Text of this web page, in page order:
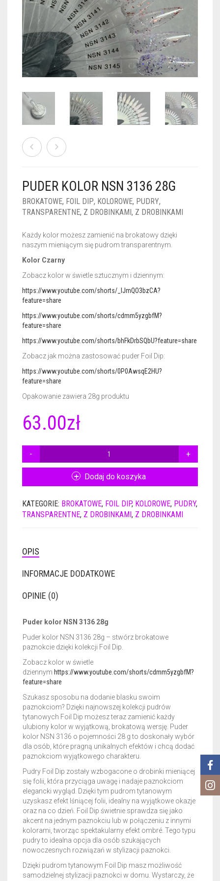
PUDRY BROKATOWE
PUDRY Z DROBINKAMI
PUDRY KOLOR PUR
PUDRY BUDUJĄCE
PUDRY DO FRENCH
PUDRY GALAXY
PUDRY SPARKLE
PUDRY TERMICZNE
PUDRY ŚWIECĄCE
FOIL DIP
GEL BASE 50ML
ACTIVATOR 50ML
BRUSH SAVER 50ML
PREPARATY PŁYNNE 15ML
NAIL PREP 15ML
GEL BASE 15ML
ACTIVATOR 15ML
GEL TOP 15ML
NURSING OIL 15ML
BRUSH SAVER 15ML
CERTYFIKATY DERMATOLOGICZNE
AKCESORIA
FRENCH DIP NSN
ULOTKI
KOSZYK
PUDER KOLOR NSN 3136 28G
BROKATOWE, FOIL DIP, KOLOROWE, PUDRY,
TRANSPARENTNE, Z DROBINKAMI, Z DROBINKAMI
Każdy kolor możesz zamienić na brokatowy dzięki
naszym mieniącym się pudrom transparentnym.
Kolor Czarny
Zobacz kolor w świetle sztucznym i dziennym:
https://www.youtube.com/shorts/_IJmQO3bzCA?
feature=share
https://www.youtube.com/shorts/cdmm5yzgbfM?
feature=share
https://www.youtube.com/shorts/bhFkDrbSQbU?feature=share
Zobacz jak można zastosować puder Foil Dip:
https://www.youtube.com/shorts/0P0AwsqE2HU?
feature=share
Opakowanie zawiera 28g produktu
63.00zł
PUDER
28G
Dodaj do koszyka
KATEGORIE: BROKATOWE, FOIL DIP, KOLOROWE, PUDRY,
TRANSPARENTNE, Z DROBINKAMI, Z DROBINKAMI
OPIS
INFORMACJE DODATKOWE
OPINIE (0)
Puder kolor NSN 3136 28g
Puder kolor NSN 3136 28g – stwórz brokatowe
paznokcie dzięki kolekcji Foil Dip.
Zobacz kolor w świetle
dziennym https://www.youtube.com/shorts/cdmm5yzgbfM?
feature=share
Szukasz sposobu na dodanie blasku swoim
paznokciom? Dzięki najnowszej kolekcji pudrów
tytanowych Foil Dip możesz teraz zamienić każdy
ulubiony kolor w wyjątkową, brokatową wersję. Puder
kolor NSN 3136 o pojemności 28 g to doskonały wybór
dla osób, które pragną unikalnych efektów i chcą dodać
paznokciom wyjątkowego charakteru.
Pudry Foil Dip zostały wzbogacone o drobinki mieniącej
się folii, która przyciąga uwagę i nadaje paznokciom
elegancki wygląd. Dzięki tym pudrom tytanowym
uzyskasz efekt lśniącej folii, idealny na wyjątkowe okazje
oraz na co dzień. Foil Dip świetnie sprawdza się jako
akcent na jednym paznokciu lub w połączeniu z innymi
kolorami, tworząc spektakularny efekt ombré. Tego typu
pudry to idealna opcja dla osób szukających
nowoczesnych rozwiązań w stylizacji paznokci.
Dzięki pudrom tytanowym Foil Dip masz możliwość
samodzielnej stylizacji paznokci w domu. Wystarczy, że